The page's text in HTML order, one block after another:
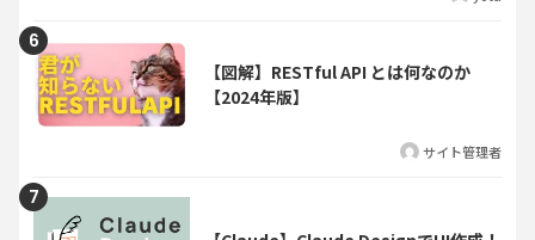
【図解】RESTful API とは何なのか
【2024年版】
サイト管理者